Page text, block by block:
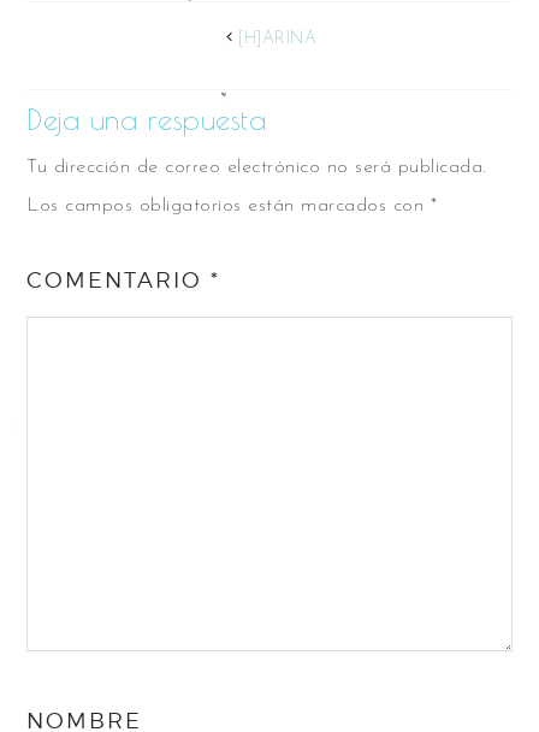
[H]ARINA
Deja una respuesta
Tu dirección de correo electrónico no será publicada.
Los campos obligatorios están marcados con *
COMENTARIO*
NOMBRE